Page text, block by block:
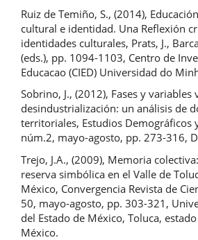
Ruiz de Temiño, S., (2014),
cultural e identidad. Una Reflexión
identidades culturales, Prats, J.,
(eds.), pp. 1094-1103, Centro de
Educacao (CIED) Universidad do
Sobrino, J., (2012), Fases y variables
desindustrialización: un análisis de
territoriales, Estudios Demográficos
núm.2, mayo-agosto, pp. 273-316,
Trejo, J.A., (2009), Memoria
reserva simbólica en el Valle de
México, Convergencia Revista de
50, mayo-agosto, pp. 303-321,
del Estado de México, Toluca,
México.